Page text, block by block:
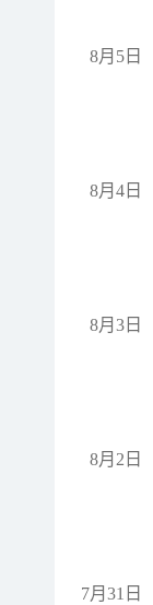
8月5日
8月4日
8月3日
8月2日
7月31日